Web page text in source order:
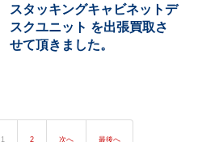
スタッキングキャビネットデ
スクユニット を出張買取さ
せて頂きました。
1 2 次へ 最後へ